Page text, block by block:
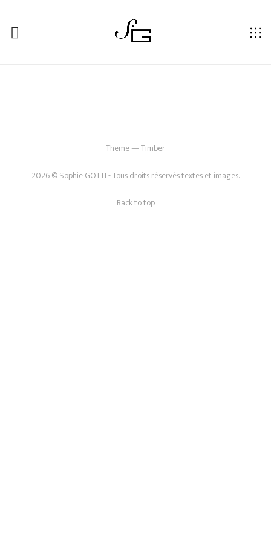
Theme — Timber
2026 © Sophie GOTTI - Tous droits réservés textes et images.
Back to top